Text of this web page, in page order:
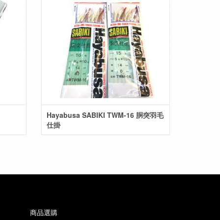
Hayabusa SABIKI TWM-16 胴突羽毛
仕掛
商品選購